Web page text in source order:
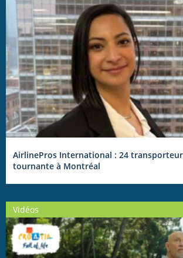
AirlinePros International : 24
tournante à Montréal
Vidéos